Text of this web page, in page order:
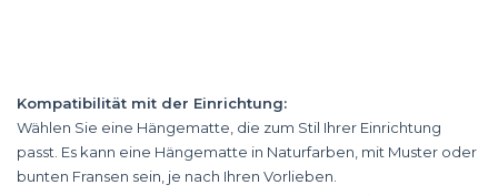
Kompatibilität mit der Einrichtung:
Wählen Sie eine Hängematte, die zum Stil Ihrer Einrichtung
passt. Es kann eine Hängematte in Naturfarben, mit Muster oder
bunten Fransen sein, je nach Ihren Vorlieben.